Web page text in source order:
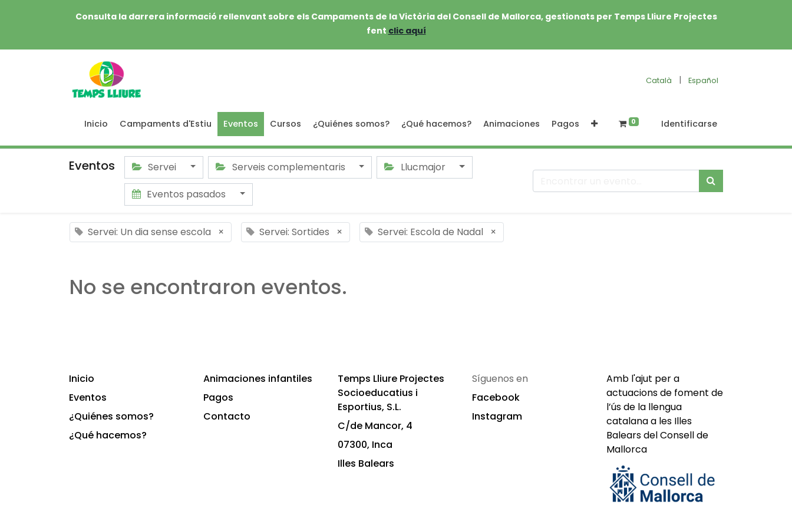
Consulta la darrera informació rellenvant sobre els Campaments de la Victòria del Consell de Mallorca, gestionats per Temps Lliure Projectes
fent clic aquí
Català | Español
Inicio Campaments d'Estiu Eventos Cursos ¿Quiénes somos? ¿Qué hacemos? Animaciones Pagos 0 Identificarse
Eventos Servei Serveis complementaris
Llucmajor
Eventos pasados
Servei: Un dia sense escola × Servei: Sortides × Servei: Escola de Nadal ×
No se encontraron eventos.
Inicio
Eventos
¿Quiénes somos?
¿Qué hacemos?
Animaciones infantiles
Pagos
Contacto
Temps Lliure Projectes
Socioeducatius i
Esportius, S.L.
C/de Mancor, 4
07300, Inca
Illes Balears
Síguenos en
Facebook
Instagram
Amb l'ajut per a
actuacions de foment de
l’ús de la llengua
catalana a les Illes
Balears del Consell de
Mallorca